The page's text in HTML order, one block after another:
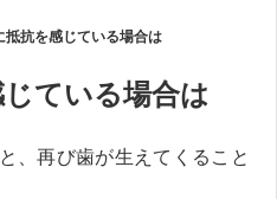
抵抗を感じている場合は
ている場合は
、再び歯が生えてくること